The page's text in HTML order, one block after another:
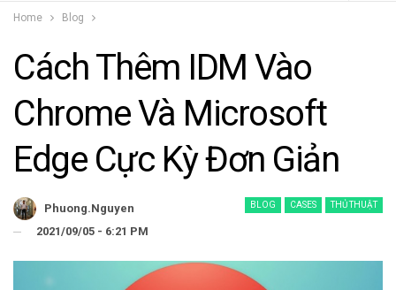
Home Blog
Cách Thêm IDM Vào
Chrome Và Microsoft
Edge Cực Kỳ Đơn Giản
BLOG CASES THỦ THUẬT
Phuong.nguyen
2021/09/05 - 6:21 PM